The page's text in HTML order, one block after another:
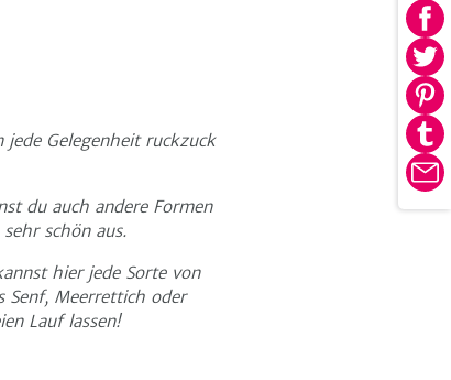
E-
jede Gelegenheit ruckzuck
du auch andere Formen
schön aus.
hier jede Sorte von
Senf, Meerrettich oder
Lauf lassen!